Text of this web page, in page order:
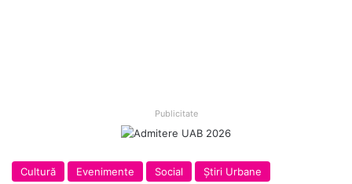
Publicitate
Cultură Evenimente Social Ştiri Urbane